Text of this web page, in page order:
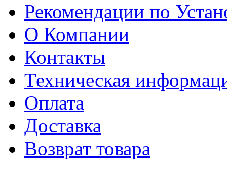
Рекомендации по
О Компании
Контакты
Техническая
Оплата
Доставка
Возврат товара